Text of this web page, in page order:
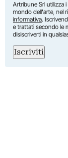
Artribune Srl utilizza
mondo dell'arte, nel
informativa.
e trattati secondo le
disiscriverti in
Iscriviti